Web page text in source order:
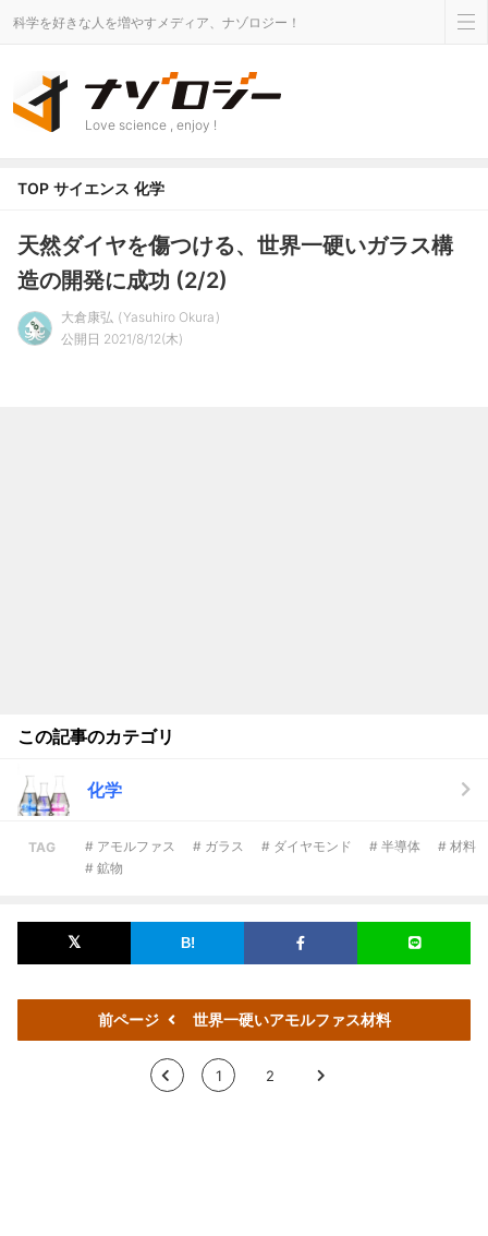
科学を好きな人を増やすメディア、ナゾロジー！
Love science , enjoy !
TOP サイエンス 化学
天然ダイヤを傷つける、世界一硬いガラス構
造の開発に成功 (2/2)
大倉康弘
Yasuhiro Okura
公開日 2021/8/12(木)
この記事のカテゴリ
化学
TAG # アモルファス # ガラス # ダイヤモンド # 半導体
# 材料
# 鉱物
前ページ 世界一硬いアモルファス材料
< 1 2 >